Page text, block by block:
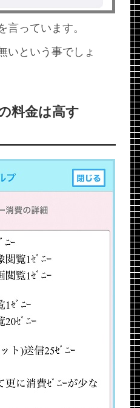
言っています。
いという事でしょ
料金は高す